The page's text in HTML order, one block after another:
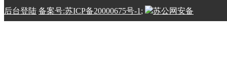
后台登陆 备案号:苏ICP备20000675号-1;
苏公网安备